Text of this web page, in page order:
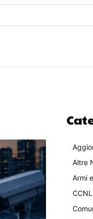
Altre
Armi
CCNL